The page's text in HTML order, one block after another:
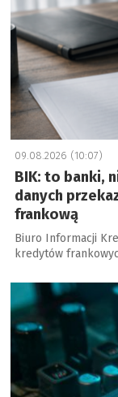
09.08.2026 (10:07)
BIK: to banki,
danych
frankową
Biuro Informacji
kredytów
a